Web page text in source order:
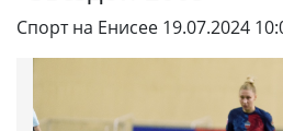
Спорт на Енисее 19.07.2024